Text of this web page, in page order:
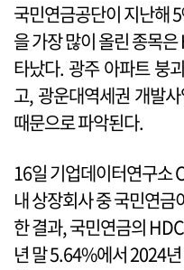
국민연금공단이 지난해
을 가장 많이 올린 종목
타났다. 광주 아파트 붕
고, 광운대역세권 개발
때문으로 파악된다.
16일 기업데이터연구소
내 상장회사 중 국민연
한 결과, 국민연금의
년 말 5.64%에서 2024